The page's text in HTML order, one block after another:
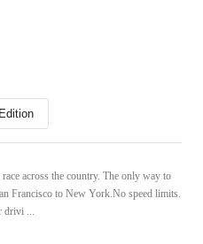
across the country. The only way to
Francisco to New York.No speed limits.
drivi ...